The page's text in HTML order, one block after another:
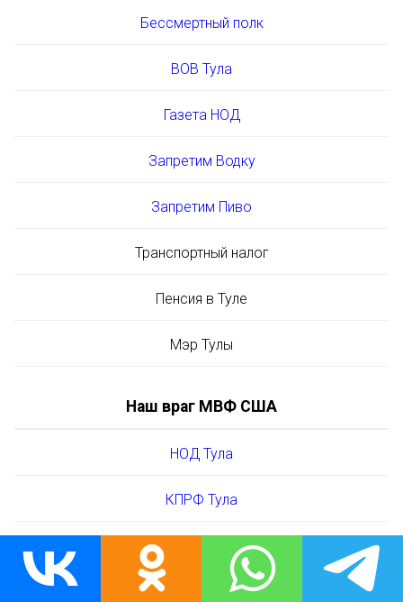
Бессмертный полк
ВОВ Тула
Газета НОД
Запретим Водку
Запретим Пиво
Транспортный налог
Пенсия в Туле
Мэр Тулы
Наш враг МВФ США
НОД Тула
КПРФ Тула
Единая Россия